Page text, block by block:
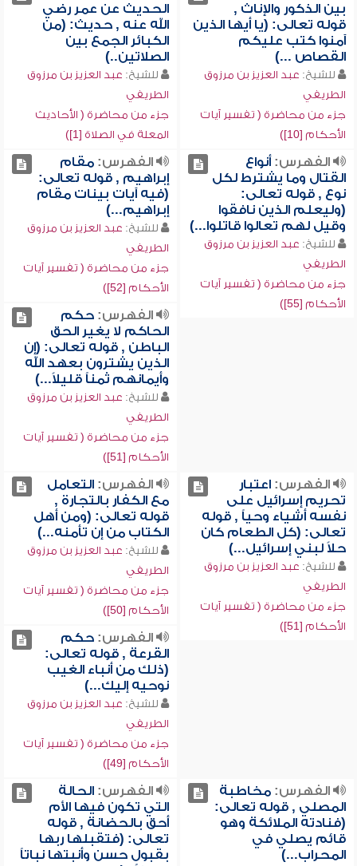
بين الذكور والإناث ,
قوله تعالى: (يا أيها الذين
آمنوا كتب عليكم
القصاص ...)
للشيخ: عبد العزيز بن مرزوق
الطريفي
جزء من محاضرة ( تفسير آيات
الأحكام [10])
الحديث عن عمر رضي
الله عنه , حديث: (من
الكبائر الجمع بين
الصلاتين..)
للشيخ: عبد العزيز بن مرزوق
الطريفي
جزء من محاضرة ( الأحاديث
المعلة في الصلاة [1])
الفهرس:أنواع
القتال وما يشترط لكل
نوع , قوله تعالى:
(وليعلم الذين نافقوا
وقيل لهم تعالوا قاتلوا...)
للشيخ: عبد العزيز بن مرزوق
الطريفي
جزء من محاضرة ( تفسير آيات
الأحكام [55])
الفهرس:مقام
إبراهيم , قوله تعالى:
(فيه آيات بينات مقام
إبراهيم...)
للشيخ: عبد العزيز بن مرزوق
الطريفي
جزء من محاضرة ( تفسير آيات
الأحكام [52])
الفهرس:حكم
الحاكم لا يغير الحق
الباطن , قوله تعالى: (إن
الذين يشترون بعهد الله
وأيمانهم ثمناً قليلاً...)
للشيخ: عبد العزيز بن مرزوق
الطريفي
جزء من محاضرة ( تفسير آيات
الأحكام [51])
الفهرس:اعتبار
تحريم إسرائيل على
نفسه أشياء وحياً , قوله
تعالى: (كل الطعام كان
حلاً لبني إسرائيل...)
للشيخ: عبد العزيز بن مرزوق
الطريفي
جزء من محاضرة ( تفسير آيات
الأحكام [51])
الفهرس:التعامل
مع الكفار بالتجارة ,
قوله تعالى: (ومن أهل
الكتاب من إن تأمنه...)
للشيخ: عبد العزيز بن مرزوق
الطريفي
جزء من محاضرة ( تفسير آيات
الأحكام [50])
الفهرس:حكم
القرعة , قوله تعالى:
(ذلك من أنباء الغيب
نوحيه إليك...)
للشيخ: عبد العزيز بن مرزوق
الطريفي
جزء من محاضرة ( تفسير آيات
الأحكام [49])
الفهرس:مخاطبة
المصلي , قوله تعالى:
(فنادته الملائكة وهو
قائم يصلي في
المحراب...)
الفهرس:الحالة
التي تكون فيها الأم
أحق بالحضانة , قوله
تعالى: (فتقبلها ربها
بقبول حسن وأنبتها نباتاً